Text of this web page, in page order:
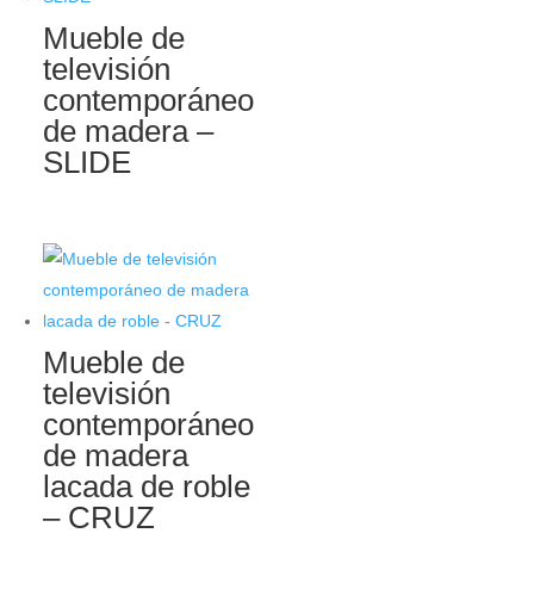
Mueble de
televisión
contemporáneo
de madera –
SLIDE
Mueble de
televisión
contemporáneo
de madera
lacada de roble
– CRUZ